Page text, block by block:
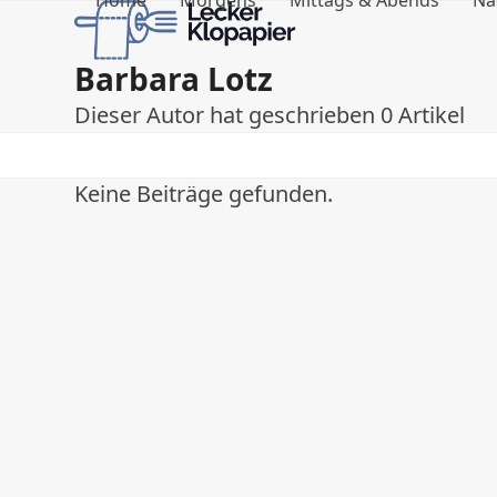
Barbara Lotz
Dieser Autor hat geschrieben 0 Artikel
Keine Beiträge gefunden.